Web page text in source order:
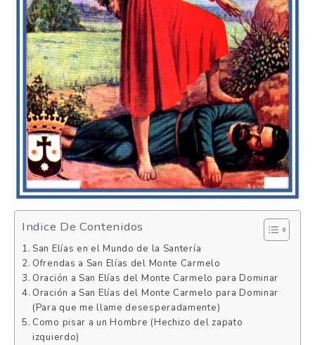
Indice De Contenidos
San Elías en el Mundo de la Santería
Ofrendas a San Elías del Monte Carmelo
Oración a San Elías del Monte Carmelo para Dominar
Oración a San Elías del Monte Carmelo para Dominar
(Para que me llame desesperadamente)
Como pisar a un Hombre (Hechizo del zapato
izquierdo)